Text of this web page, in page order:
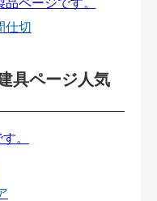
仕切
具ページ人気